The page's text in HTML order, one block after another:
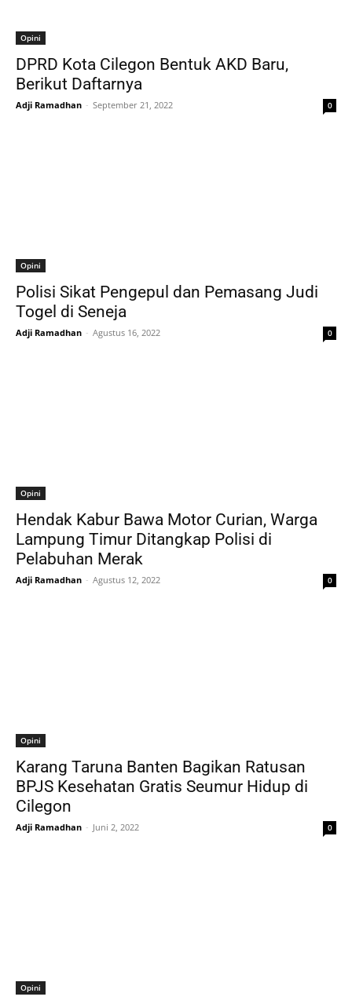
Opini
DPRD Kota Cilegon Bentuk AKD Baru,
Berikut Daftarnya
Adji Ramadhan - September 21, 2022 0
Opini
Polisi Sikat Pengepul dan Pemasang Judi
Togel di Seneja
Adji Ramadhan - Agustus 16, 2022 0
Opini
Hendak Kabur Bawa Motor Curian, Warga
Lampung Timur Ditangkap Polisi di
Pelabuhan Merak
Adji Ramadhan - Agustus 12, 2022 0
Opini
Karang Taruna Banten Bagikan Ratusan
BPJS Kesehatan Gratis Seumur Hidup di
Cilegon
Adji Ramadhan - Juni 2, 2022 0
Opini